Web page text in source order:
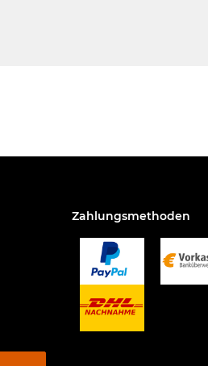
Zahlungsmethoden